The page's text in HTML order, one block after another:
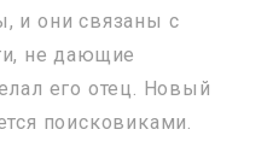
и они связаны с
не дающие
его отец. Новый
поисковиками.